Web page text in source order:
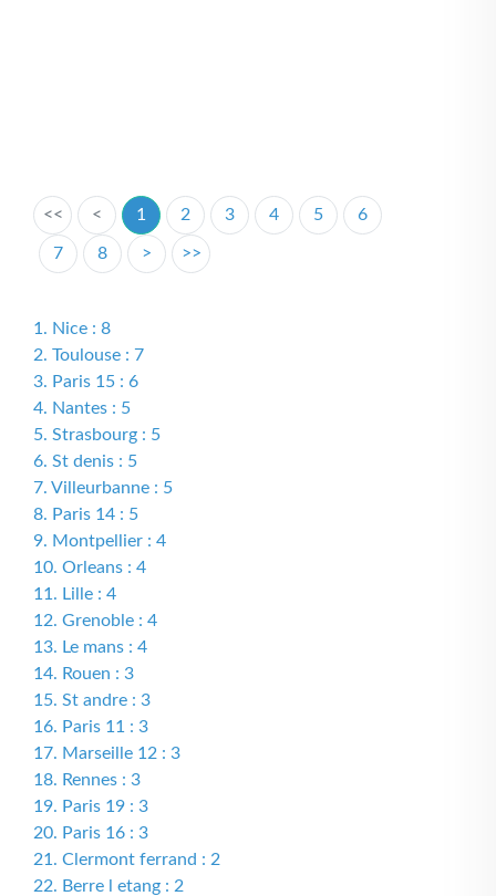
<< < 1 2 3 4 5 6
7 8 > >>
1. Nice : 8
2. Toulouse : 7
3. Paris 15 : 6
4. Nantes : 5
5. Strasbourg : 5
6. St denis : 5
7. Villeurbanne : 5
8. Paris 14 : 5
9. Montpellier : 4
10. Orleans : 4
11. Lille : 4
12. Grenoble : 4
13. Le mans : 4
14. Rouen : 3
15. St andre : 3
16. Paris 11 : 3
17. Marseille 12 : 3
18. Rennes : 3
19. Paris 19 : 3
20. Paris 16 : 3
21. Clermont ferrand : 2
22. Berre l etang : 2